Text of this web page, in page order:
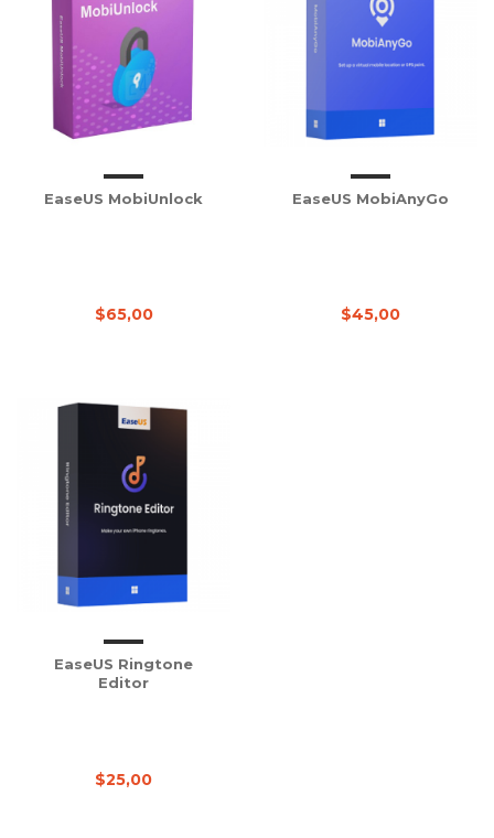
EaseUS MobiUnlock
$65,00
EaseUS MobiAnyGo
$45,00
EaseUS Ringtone
Editor
$25,00